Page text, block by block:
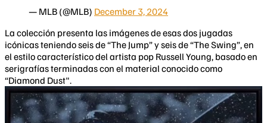
— MLB (@MLB) December 3, 2024
La colección presenta las imágenes de esas dos jugadas
icónicas teniendo seis de “The Jump” y seis de “The Swing”, en
el estilo característico del artista pop Russell Young, basado en
serigrafías terminadas con el material conocido como
“Diamond Dust".​